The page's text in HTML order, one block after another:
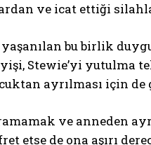
ve icat ettiği
bu birlik
Stewie’yi yutulma
ayrılması için de
ve anneden
etse de ona aşırı